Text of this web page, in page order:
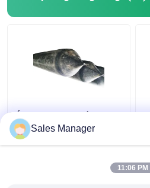
Áp lực cao khí cầu bơm
lên tàu phóng khí cầu
chống xói
Sales Manager
11:06 PM